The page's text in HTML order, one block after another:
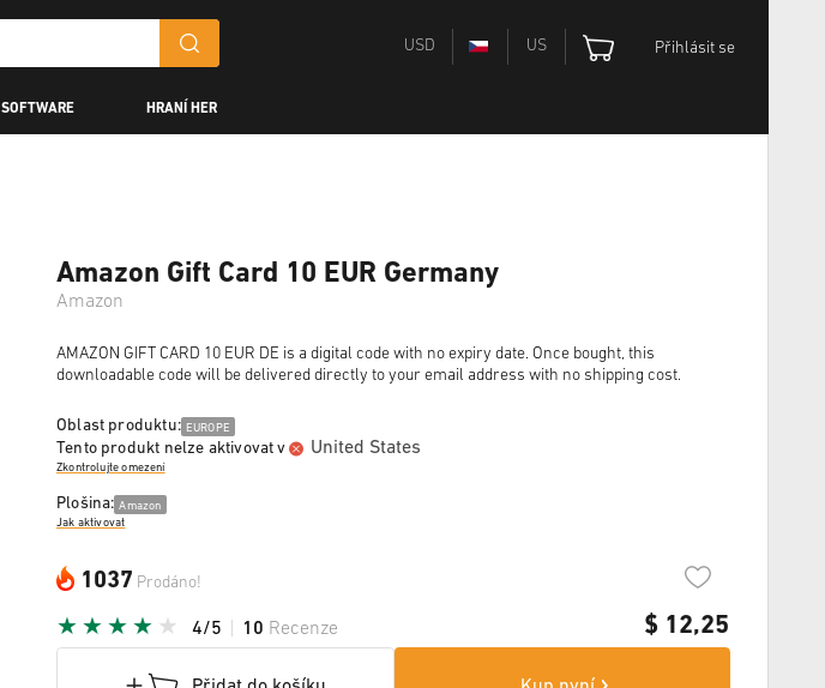
USD US Přihlásit se
SOFTWARE HRANÍ HER
Amazon Gift Card 10 EUR Germany
Amazon
AMAZON GIFT CARD 10 EUR DE is a digital code with no expiry date. Once bought, this
downloadable code will be delivered directly to your email address with no shipping cost.
Oblast produktu: EUROPE
Tento produkt nelze aktivovat v United States
Zkontrolujte omezení
Plošina: Amazon
Jak aktivovat
1037 Prodáno!
$ 12,25
4/5 10 Recenze